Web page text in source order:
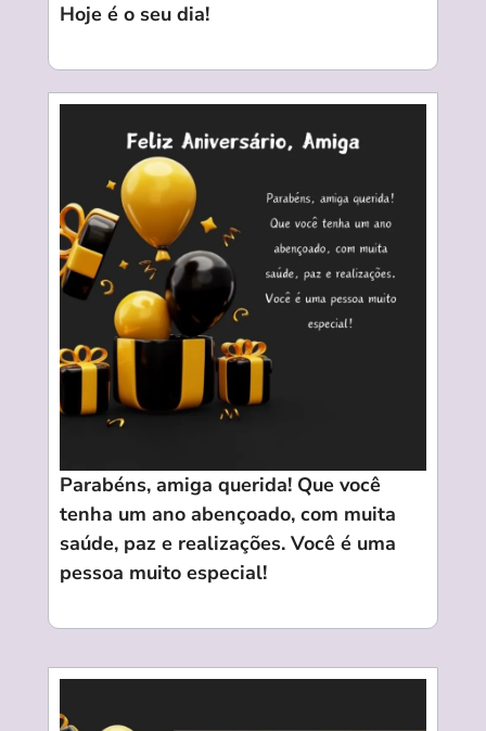
Hoje é o seu dia!
Parabéns, amiga querida! Que você
tenha um ano abençoado, com muita
saúde, paz e realizações. Você é uma
pessoa muito especial!